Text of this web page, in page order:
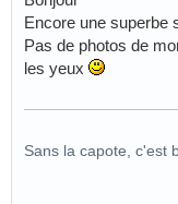
Encore une superbe
Pas de photos de
les yeux
Sans la capote, c'est